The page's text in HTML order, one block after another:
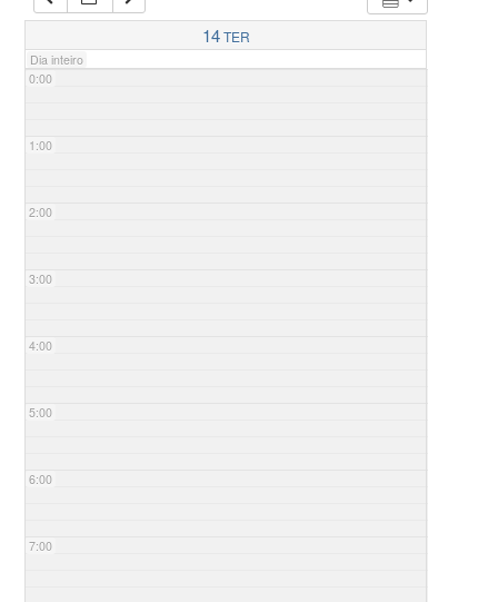
14TER
Dia inteiro
0:00
1:00
2:00
3:00
4:00
5:00
6:00
7:00